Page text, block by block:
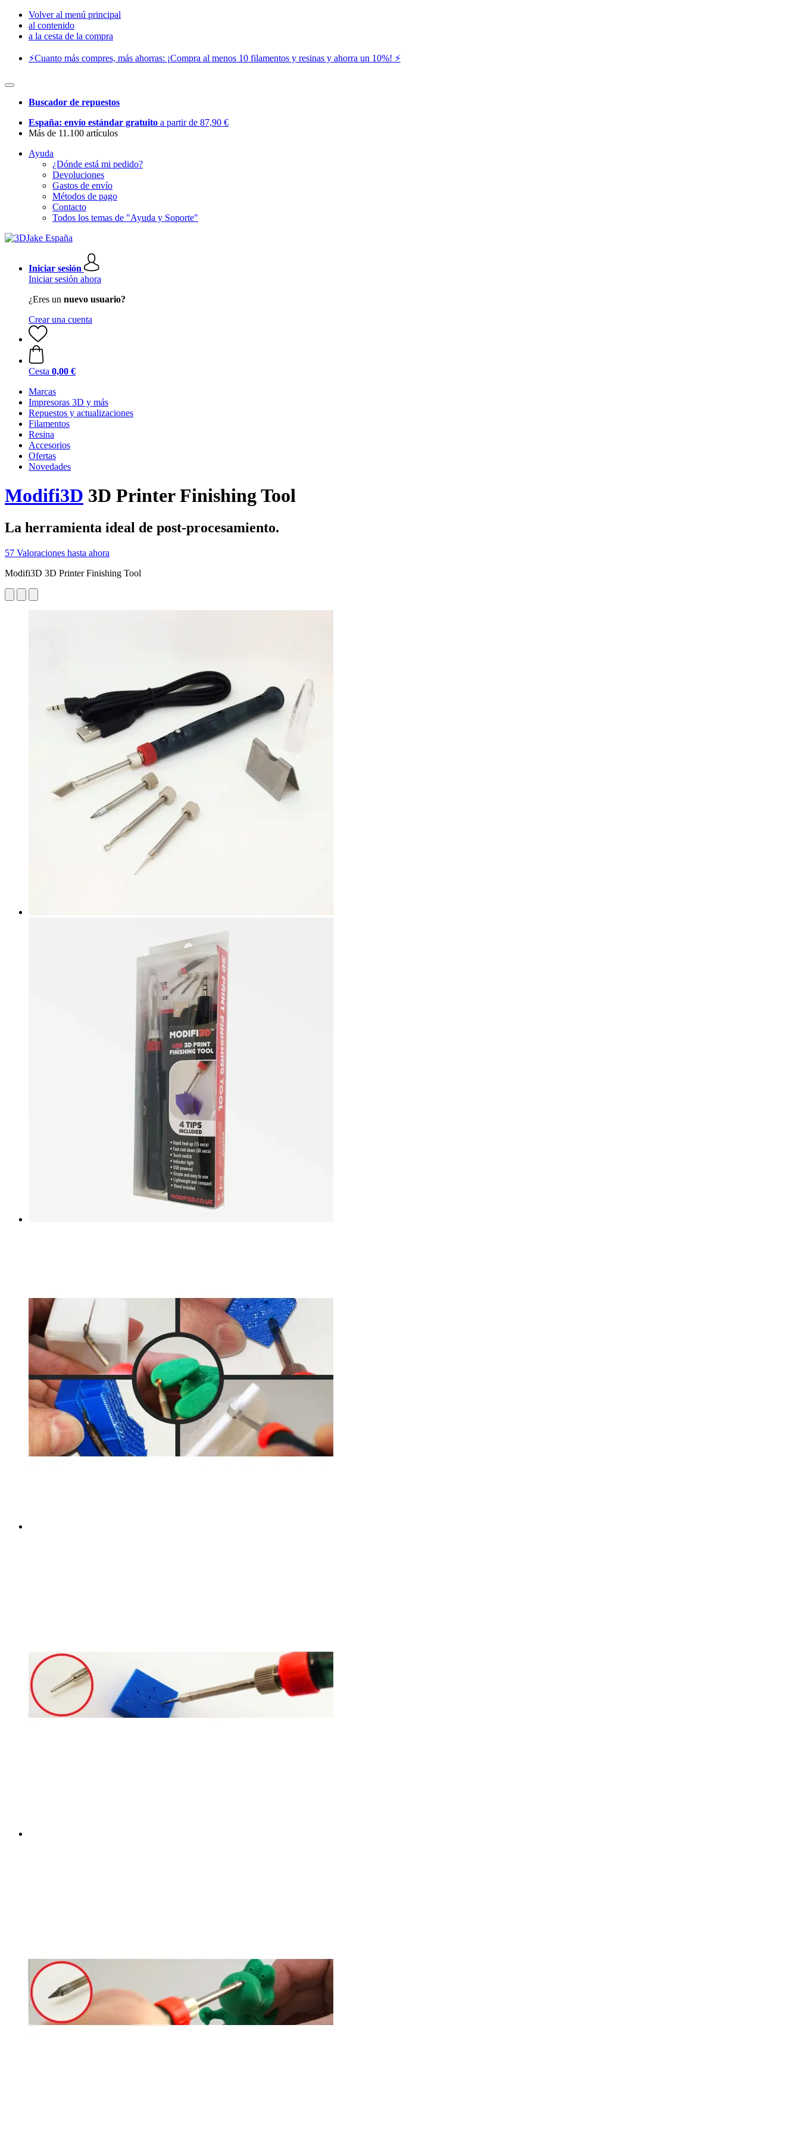
Volver al menú principal
al contenido
a la cesta de la compra
⚡️Cuanto más compres, más ahorras: ¡Compra al menos 10 filamentos y resinas y ahorra un 10%! ⚡️
Buscador de repuestos
España: envío estándar gratuito a partir de 87,90 €
Más de 11.100 artículos
Ayuda
¿Dónde está mi pedido?
Devoluciones
Gastos de envío
Métodos de pago
Contacto
Todos los temas de "Ayuda y Soporte"
Iniciar sesión
Iniciar sesión ahora
¿Eres un nuevo usuario?
Crear una cuenta
Cesta 0,00 €
Marcas
Impresoras 3D y más
Repuestos y actualizaciones
Filamentos
Resina
Accesorios
Ofertas
Novedades
Modifi3D 3D Printer Finishing Tool
La herramienta ideal de post-procesamiento.
57 Valoraciones hasta ahora
Modifi3D 3D Printer Finishing Tool